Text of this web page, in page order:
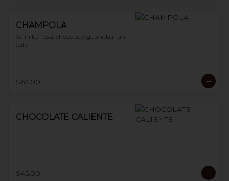
CHAMPOLA
Vainilla, fresa, chocolate, guanábana o
café
$69.00
CHOCOLATE CALIENTE
$45.00